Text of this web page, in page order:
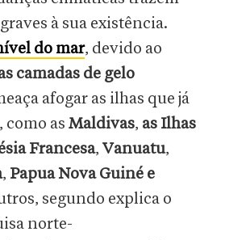
à sua existência.
do mar, devido ao
camadas de gelo
afogar as ilhas que já
como as Maldivas, as Ilhas
Francesa, Vanuatu,
, Papua Nova Guiné e
segundo explica o
norte-